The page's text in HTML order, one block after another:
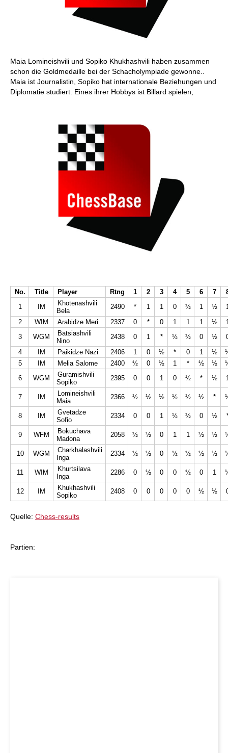
Maia Lomineishvili und Sopiko Khukhashvili haben zusammen
schon die Goldmedaille bei der Schacholympiade gewonne..
Maia ist Journalistin, Sopiko hat internationale Beziehungen und
Diplomatie studiert. Eines ihrer Hobbys ist Billard spielen,
No. Title Player Rtng 1 2 3 4 5 6 7
1
IM
Khotenashvili
Bela
2490 * 1 1 0 ½ 1 ½
2
WIM Arabidze Meri 2337 0 * 0 1 1 1 ½
3
WGM
Batsiashvili
Nino
2438 0 1 * ½ ½ 0 ½
4
IM Paikidze Nazi 2406 1 0 ½ * 0 1 ½
5
IM Melia Salome 2400 ½ 0 ½ 1 * ½ ½
6
WGM
Guramishvili
Sopiko
2395 0 0 1 0 ½ * ½
7 IM
Lomineishvili
Maia
2366 ½ ½ ½ ½ ½ ½ *
8 IM
Gvetadze
Sofio
2334 0 0 1 ½ ½ 0 ½
9 WFM
Bokuchava
Madona
2058 ½ ½ 0 1 1 ½ ½
10 WGM
Charkhalashvili
Inga
2334 ½ ½ 0 ½ ½ ½ ½
11 WIM
Khurtsilava
Inga
2286 0 ½ 0 0 ½ 0 1
12 IM
Khukhashvili
Sopiko
2408 0 0 0 0 0 ½ ½
Quelle: Chess-results
Partien: